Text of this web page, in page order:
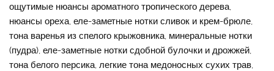
ощутимые нюансы ароматного тропического дерева,
нюансы ореха, еле-заметные нотки сливок и крем-брюле,
тона варенья из спелого крыжовника, минеральные нотки
(пудра), еле-заметные нотки сдобной булочки и дрожжей,
тона белого персика, легкие тона медоносных сухих трав,